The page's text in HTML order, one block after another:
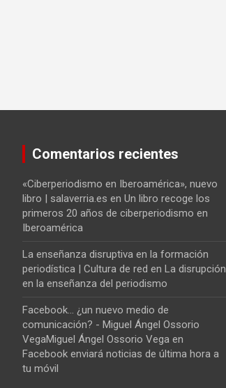
Comentarios recientes
«Ciberperiodismo en Iberoamérica», nuevo
libro | salaverria.es en Un libro recoge los
primeros 20 años de ciberperiodismo en
Iberoamérica
La enseñanza disruptiva en la formación
periodística | Cultura de red en La disrupción
en la enseñanza del periodismo
Facebook... ¿un nuevo medio de
comunicación? - Miguel Ángel Ossorio
VegaMiguel Ángel Ossorio Vega en
Facebook enviará noticias de última hora a
tu móvil